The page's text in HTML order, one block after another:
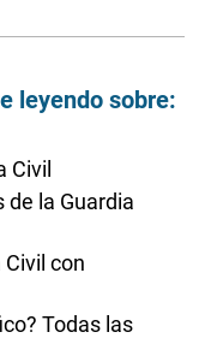
leyendo sobre:
Civil
de la Guardia
con
Todas las